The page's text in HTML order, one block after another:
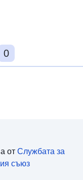
0
от Службата за
съюз